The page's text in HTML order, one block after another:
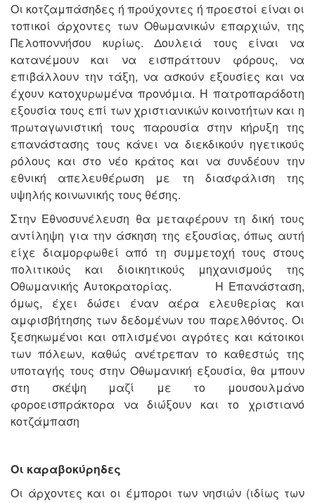
Οι κοτζαμπάσηδες ή προύχοντες ή προεστοί είναι οι
τοπικοί άρχοντες των Οθωμανικών επαρχιών, της
Πελοποννήσου κυρίως. Δουλειά τους είναι να
κατανέμουν και να εισπράττουν φόρους, να
επιβάλλουν την τάξη, να ασκούν εξουσίες και να
έχουν κατοχυρωμένα προνόμια. Η πατροπαράδοτη
εξουσία τους επί των χριστιανικών κοινοτήτων και η
πρωταγωνιστική τους παρουσία στην κήρυξη της
επανάστασης τους κάνει να διεκδικούν ηγετικούς
ρόλους και στο νέο κράτος και να συνδέουν την
εθνική απελευθέρωση με τη διασφάλιση της
υψηλής κοινωνικής τους θέσης.
Στην Εθνοσυνέλευση θα μεταφέρουν τη δική τους
αντίληψη για την άσκηση της εξουσίας, όπως αυτή
είχε διαμορφωθεί από τη συμμετοχή τους στους
πολιτικούς και διοικητικούς μηχανισμούς της
Οθωμανικής Αυτοκρατορίας. Η Επανάσταση,
όμως, έχει δώσει έναν αέρα ελευθερίας και
αμφισβήτησης των δεδομένων του παρελθόντος. Οι
ξεσηκωμένοι και οπλισμένοι αγρότες και κάτοικοι
των πόλεων, καθώς ανέτρεπαν το καθεστώς της
υποταγής τους στην Οθωμανική εξουσία, θα μπουν
στη σκέψη μαζί με το μουσουλμάνο
φοροεισπράκτορα να διώξουν και το χριστιανό
κοτζάμπαση
Οι καραβοκύρηδες
Οι άρχοντες και οι έμποροι των νησιών (ιδίως των